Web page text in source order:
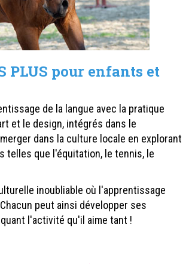
PLUS pour enfants et
de la langue avec la pratique
et le design, intégrés dans le
dans la culture locale en explorant
telles que l'équitation, le tennis, le
inoubliable où l'apprentissage
peut ainsi développer ses
l'activité qu'il aime tant !